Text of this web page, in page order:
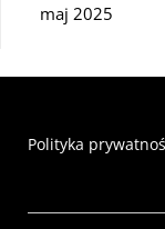
maj 2025
Polityka